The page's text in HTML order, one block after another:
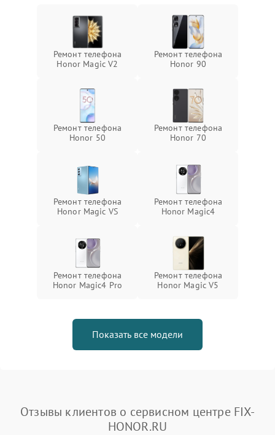
Ремонт телефона
Honor Magic V2
Ремонт телефона
Honor 90
Ремонт телефона
Honor 50
Ремонт телефона
Honor 70
Ремонт телефона
Honor Magic VS
Ремонт телефона
Honor Magic4
Ремонт телефона
Honor Magic4 Pro
Ремонт телефона
Honor Magic V5
Показать все модели
Отзывы клиентов о сервисном центре FIX-
HONOR.RU